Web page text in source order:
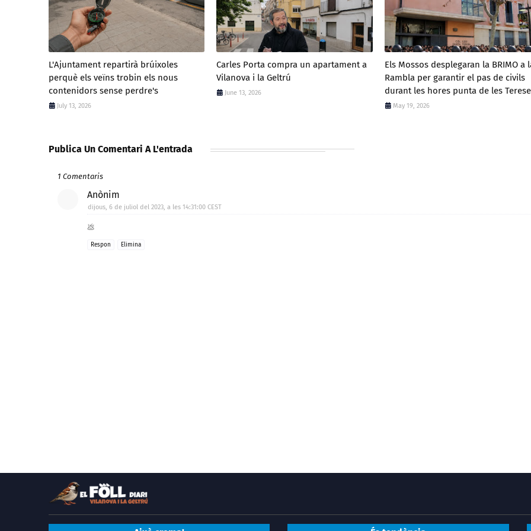
L'Ajuntament repartirà brúixoles
perquè els veïns trobin els nous
contenidors sense perdre's
July 13, 2026
Carles Porta compra un apartament a
Vilanova i la Geltrú
June 13, 2026
Els Mossos desplegaran la BRIMO a
Rambla per garantir el pas de civils
durant les hores punta de les
May 19, 2026
Publica Un Comentari A L'entrada
1 Comentaris
Anònim
dijous, 6 de juliol del 2023, a les 14:31:00 CEST
💩
Respon Elimina